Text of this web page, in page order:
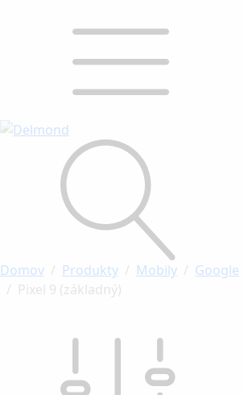
Domov Produkty Mobily Google
Pixel 9 (základný)